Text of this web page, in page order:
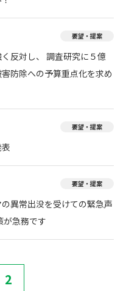
要望・提案
反対し、 調査研究に５億
防除への予算重点化を求め
要望・提案
要望・提案
異常出没を受けての緊急声
が急務です
2